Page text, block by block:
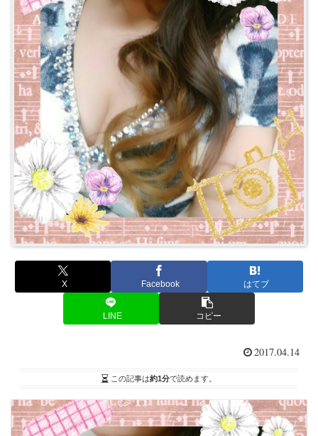
X Facebook はてブ
LINE コピー
2017.04.14
この記事は約1分で読めます。